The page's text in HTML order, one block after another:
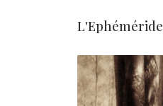
L'Ephéméride